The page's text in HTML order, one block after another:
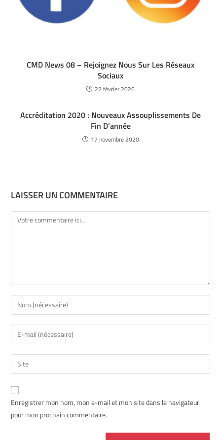
CMD News 08 – Rejoignez Nous Sur Les Réseaux
Sociaux
22 février 2026
Accréditation 2020 : Nouveaux Assouplissements De
Fin D’année
17 novembre 2020
LAISSER UN COMMENTAIRE
Enregistrer mon nom, mon e-mail et mon site dans le navigateur
pour mon prochain commentaire.